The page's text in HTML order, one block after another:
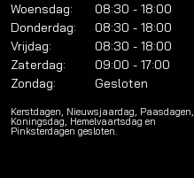
Woensdag:
08:30 - 18:00
Donderdag:
08:30 - 18:00
Vrijdag:
08:30 - 18:00
Zaterdag:
09:00 - 17:00
Zondag:
Gesloten
Kerstdagen, Nieuwsjaardag, Paasdagen,
Koningsdag, Hemelvaartsdag en
Pinksterdagen gesloten.